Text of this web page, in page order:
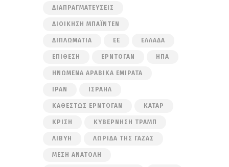
ΔΙΑΠΡΑΓΜΑΤΕΎΣΕΙΣ
ΔΙΟΊΚΗΣΗ ΜΠΆΙΝΤΕΝ
ΔΙΠΛΩΜΑΤΊΑ ΕΕ ΕΛΛΆΔΑ
ΕΠΊΘΕΣΗ ΕΡΝΤΟΓΆΝ ΗΠΑ
ΗΝΩΜΈΝΑ ΑΡΑΒΙΚΆ ΕΜΙΡΆΤΑ
ΙΡΆΝ ΙΣΡΑΉΛ
ΚΑΘΕΣΤΏΣ ΕΡΝΤΟΓΆΝ ΚΑΤΆΡ
ΚΡΊΣΗ ΚΥΒΈΡΝΗΣΗ ΤΡΑΜΠ
ΛΙΒΎΗ ΛΩΡΊΔΑ ΤΗΣ ΓΆΖΑΣ
ΜΈΣΗ ΑΝΑΤΟΛΉ